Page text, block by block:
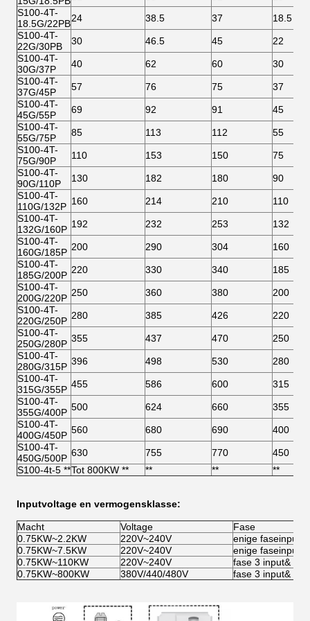
S100-4T-
18.5G/22PB24 38.5 37
18.5
S100-4T-
22G/30PB
30 46.5 45
22
S100-4T-
30G/37P
40 62 60
30
S100-4T-
37G/45P
57 76 75
37
S100-4T-
45G/55P
69 92 91
45
S100-4T-
55G/75P
85 113 112
55
S100-4T-
75G/90P
110 153 150
75
S100-4T-
90G/110P
130 182 180
90
S100-4T-
110G/132P 160 214 210
110
S100-4T-
132G/160P 192 232 253
132
S100-4T-
160G/185P 200 290 304
160
S100-4T-
185G/200P 220 330 340
185
S100-4T-
200G/220P 250 360 380
200
S100-4T-
220G/250P 280 385 426
220
S100-4T-
250G/280P 355 437 470
250
S100-4T-
280G/315P 396 498 530
280
S100-4T-
315G/355P 455 586 600
315
S100-4T-
355G/400P 500 624 660
355
S100-4T-
400G/450P 560 680 690
400
S100-4T-
450G/500P 630 755 770
450
S100-4t-5 **Tot 800KW ** ** ** **
Inputvoltage en vermogensklasse:
Macht Voltage
Fase
0.75KW~2.2KW
220V~240V
enige faseinput
0.75KW~7.5KW
220V~240V
enige faseinput
0.75KW~110KW
220V~240V
fase 3 input& 3
0.75KW~800KW
380V/440/480V fase 3 input& 3